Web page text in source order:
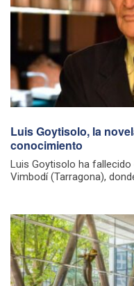
Luis Goytisolo, la
conocimiento
Luis Goytisolo ha
Vimbodí (Tarragona),